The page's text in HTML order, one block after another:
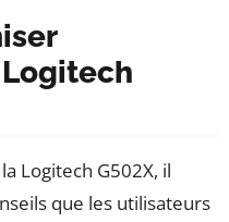
Logitech G502X, il
que les utilisateurs